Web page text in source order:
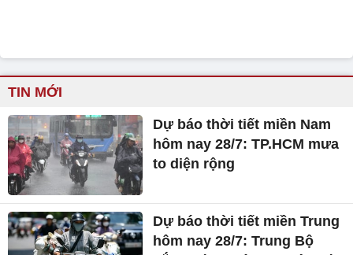
TIN MỚI
Dự báo thời tiết miền Nam
hôm nay 28/7: TP.HCM mưa
to diện rộng
Dự báo thời tiết miền Trung
hôm nay 28/7: Trung Bộ